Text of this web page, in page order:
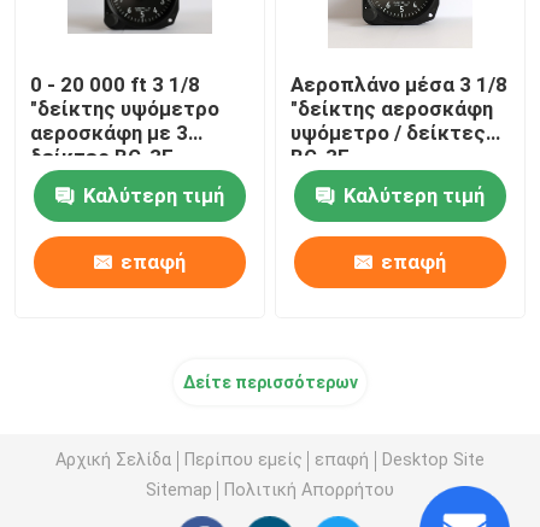
0 - 20 000 ft 3 1/8
"δείκτης υψόμετρο
αεροσκάφη με 3
δείκτες BG-3E
Καλύτερη τιμή
επαφή
Αεροπλάνο μέσα 3 1/8
"δείκτης αεροσκάφη
υψόμετρο / δείκτες
BG-3E
Καλύτερη τιμή
επαφή
Δείτε περισσότερων
Αρχική Σελίδα Περίπου εμείς επαφή
Desktop Site
Sitemap
Πολιτική Απορρήτου